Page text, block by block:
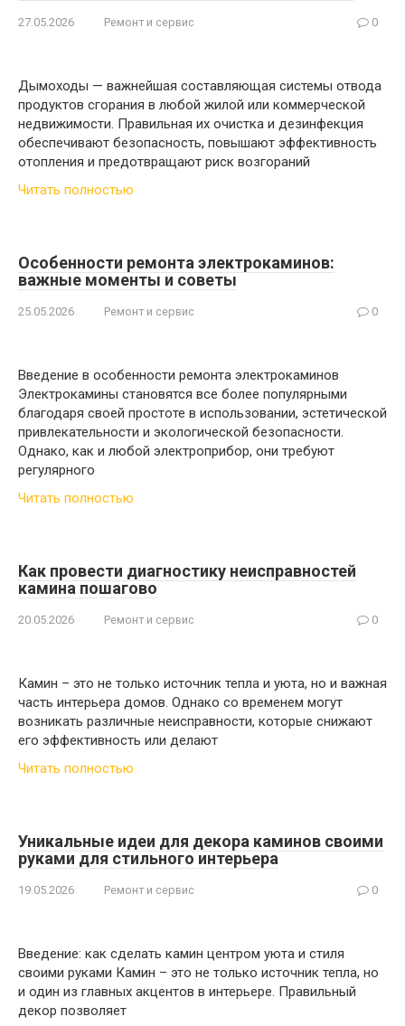
27.05.2026 Ремонт и сервис 0
Дымоходы — важнейшая составляющая системы отвода
продуктов сгорания в любой жилой или коммерческой
недвижимости. Правильная их очистка и дезинфекция
обеспечивают безопасность, повышают эффективность
отопления и предотвращают риск возгораний
Читать полностью
Особенности ремонта электрокаминов:
важные моменты и советы
25.05.2026 Ремонт и сервис 0
Введение в особенности ремонта электрокаминов
Электрокамины становятся все более популярными
благодаря своей простоте в использовании, эстетической
привлекательности и экологической безопасности.
Однако, как и любой электроприбор, они требуют
регулярного
Читать полностью
Как провести диагностику неисправностей
камина пошагово
20.05.2026 Ремонт и сервис 0
Камин – это не только источник тепла и уюта, но и важная
часть интерьера домов. Однако со временем могут
возникать различные неисправности, которые снижают
его эффективность или делают
Читать полностью
Уникальные идеи для декора каминов своими
руками для стильного интерьера
19.05.2026 Ремонт и сервис 0
Введение: как сделать камин центром уюта и стиля
своими руками Камин – это не только источник тепла, но
и один из главных акцентов в интерьере. Правильный
декор позволяет